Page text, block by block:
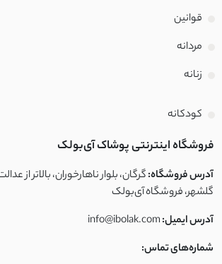
قوانین
مردانه
زنانه
کودکانه
فروشگاه اینترنتی پوشاک آی‌بولک
آدرس فروشگاه:
گلشهر، فروشگاه آی‌بولک
آدرس ایمیل:info@ibolak.com
شماره‌های تماس: